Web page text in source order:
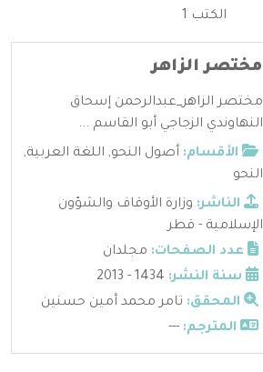
الكتب 1
مختصر الزاهر
مختصر الزاهر_عبدالرحمن إسحاق
النهاوندي الزجاجي أبو القاسم ...
الأقسام: أصول النحو, اللغة العربية,
النحو
الناشر: وزارة الأوقاف والشؤون
الإسلامية - قطر
عدد الصفحات: مجلدان
سنة النشر:
المحقق: تامر محمد أمين حسنين
المترجم: ---